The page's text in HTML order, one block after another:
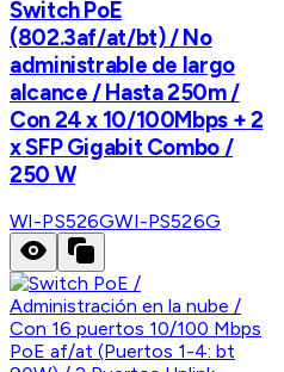
Switch PoE
(802.3af/at/bt) / No
administrable de largo
alcance / Hasta 250m /
Con 24 x 10/100Mbps + 2
x SFP Gigabit Combo /
250 W
WI-PS526GWI-PS526G